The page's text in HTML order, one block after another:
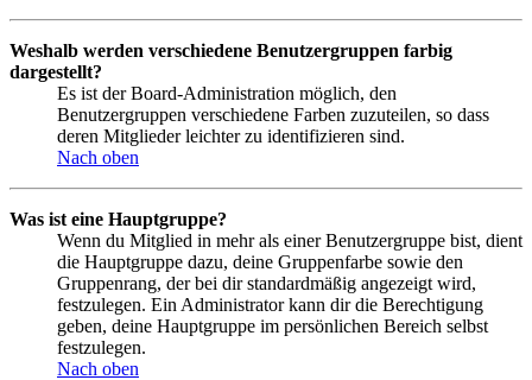
Weshalb werden verschiedene Benutzergruppen farbig
dargestellt?
Es ist der Board-Administration möglich, den
Benutzergruppen verschiedene Farben zuzuteilen, so dass
deren Mitglieder leichter zu identifizieren sind.
Nach oben
Was ist eine Hauptgruppe?
Wenn du Mitglied in mehr als einer Benutzergruppe bist, dient
die Hauptgruppe dazu, deine Gruppenfarbe sowie den
Gruppenrang, der bei dir standardmäßig angezeigt wird,
festzulegen. Ein Administrator kann dir die Berechtigung
geben, deine Hauptgruppe im persönlichen Bereich selbst
festzulegen.
Nach oben